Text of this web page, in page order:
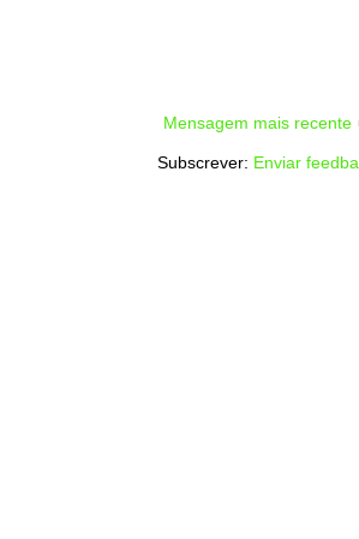
Mensagem mais recente
Subscrever: Enviar